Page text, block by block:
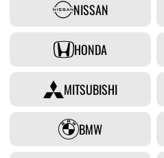
NISSAN
HONDA
MITSUBISHI
BMW